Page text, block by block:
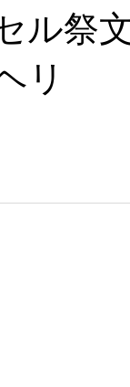
ル祭
リ